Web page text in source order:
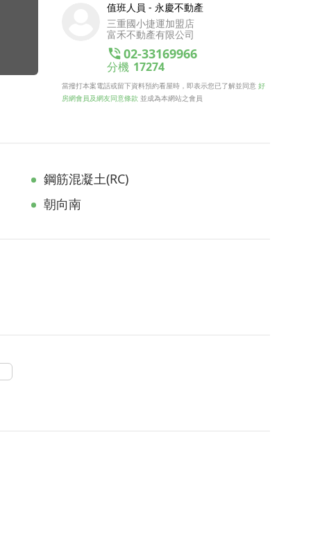
值班人員 - 永慶不動產
三重國小捷運加盟店
富禾不動產有限公司
02-33169966
分機 17274
當撥打本案電話或留下資料預約看屋時，即表示您已了解並同意 好
房網會員及網友同意條款 並成為本網站之會員
鋼筋混凝土(RC)
朝向南